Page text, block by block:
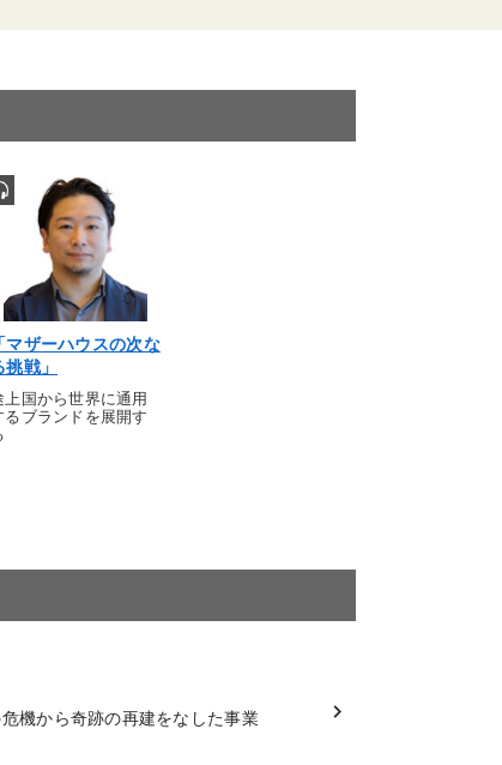
「マザーハウスの次な
挑戦」
上国から世界に通用
るブランドを展開す
機から奇跡の再建をなした事業